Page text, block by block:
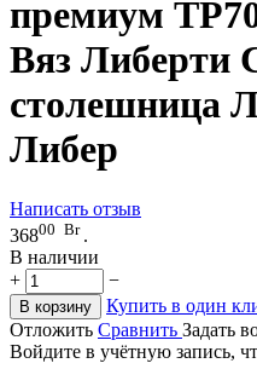
премиум
Вяз Либерти
столешница
Либер
Написать отзыв
36800 Br .
В наличии
+
−
В корзину
Купить в один
Отложить Сравнить Задать
Войдите в учётную запись,